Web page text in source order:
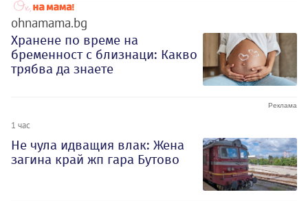
ohnamama.bg
Хранене по време на
бременност с близнаци: Какво
трябва да знаете
1 час
Не чула идващия влак: Жена
загина край жп гара Бутово